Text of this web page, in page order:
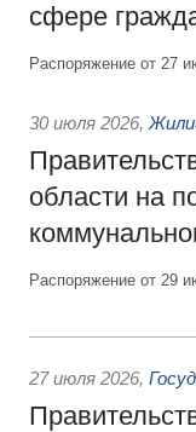
сфере
Распоряжение от 27
30 июля 2026,
области на
Распоряжение от 29
27 июля 2026,